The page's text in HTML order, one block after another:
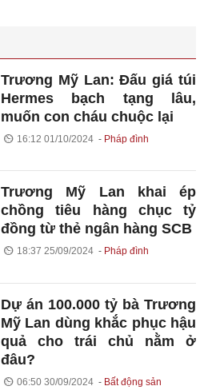
Trương Mỹ Lan: Đấu giá túi
Hermes bạch tạng lâu,
muốn con cháu chuộc lại
16:12 01/10/2024 Pháp đình
Trương Mỹ Lan khai ép
chồng tiêu hàng chục tỷ
đồng từ thẻ ngân hàng SCB
18:37 25/09/2024 Pháp đình
Dự án 100.000 tỷ bà Trương
Mỹ Lan dùng khắc phục hậu
quả cho trái chủ nằm ở
đâu?
06:50 30/09/2024 Bất động sản